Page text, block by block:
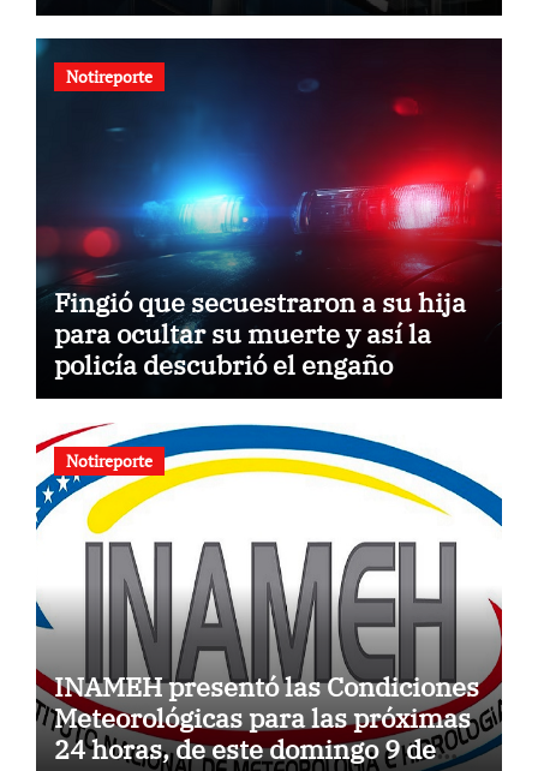
Notireporte
Fingió que secuestraron a su hija
para ocultar su muerte y así la
policía descubrió el engaño
Notireporte
INAMEH presentó las Condiciones
Meteorológicas para las próximas
24 horas, de este domingo 9 de